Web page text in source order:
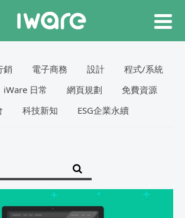
銷 電子商務 設計
程式/系統
iWare 日常 網頁規劃
免費資源
科技新知 ESG企業永續